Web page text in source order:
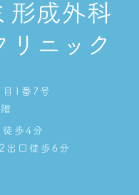
目1番7号
歩4分
出口徒歩6分